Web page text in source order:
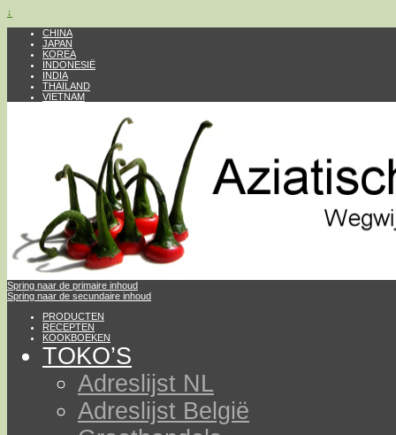
↓
CHINA
JAPAN
KOREA
INDONESIË
INDIA
THAILAND
VIETNAM
Spring naar de primaire inhoud
Spring naar de secundaire inhoud
PRODUCTEN
RECEPTEN
KOOKBOEKEN
TOKO’S
Adreslijst NL
Adreslijst België